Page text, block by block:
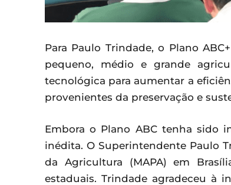
Para Paulo Trindade, o Plano
pequeno, médio e grande
tecnológica para aumentar a
provenientes da preservação e
Embora o Plano ABC tenha sido
inédita. O Superintendente Paulo
da Agricultura (MAPA) em
estaduais. Trindade agradeceu à